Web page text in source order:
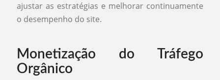
ajustar as estratégias e melhorar continuamente
o desempenho do site.
Monetização do Tráfego
Orgânico